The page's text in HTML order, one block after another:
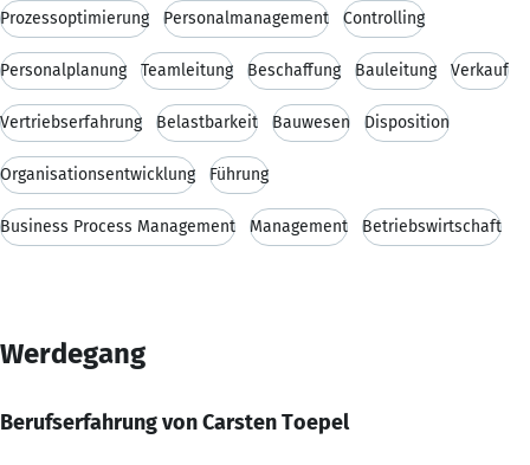
Prozessoptimierung Personalmanagement Controlling
Personalplanung Teamleitung Beschaffung Bauleitung Verkauf
Vertriebserfahrung Belastbarkeit Bauwesen Disposition
Organisationsentwicklung Führung
Business Process Management Management Betriebswirtschaft
Werdegang
Berufserfahrung von Carsten Toepel